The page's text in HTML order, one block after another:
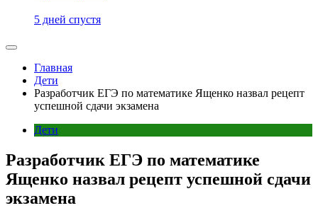
5 дней спустя
Главная
Дети
Разработчик ЕГЭ по математике Ященко назвал рецепт
успешной сдачи экзамена
Дети
Разработчик ЕГЭ по математике
Ященко назвал рецепт успешной сдачи
экзамена